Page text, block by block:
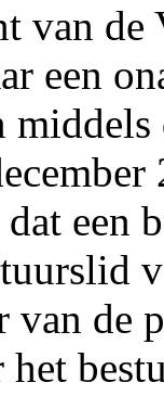
van
een
een
van de